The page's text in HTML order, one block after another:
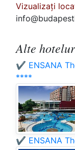
Vizualizați
Alte
✔️ ENSANA
****
✔️ ENSANA